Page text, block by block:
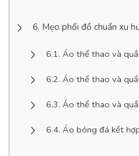
Mẹo phối đồ chuẩn xu
Áo thể thao và
Áo thể thao và
Áo thể thao và
Áo bóng đá kết